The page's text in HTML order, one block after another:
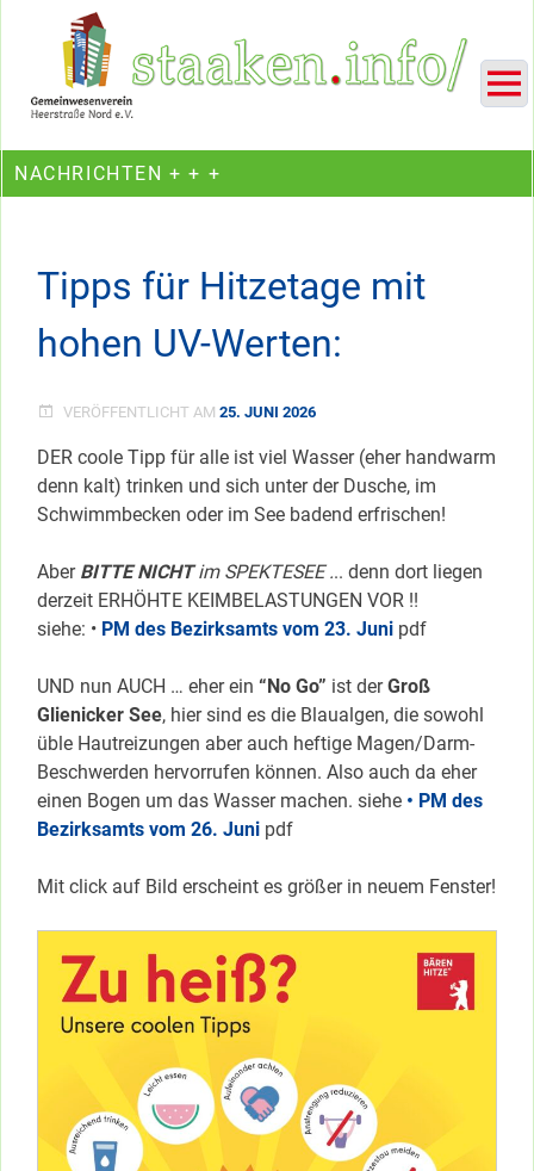
Ein Projekt des Gemeinwesenvereins Heerstraße Nord
NACHRICHTEN + + +
Tipps für Hitzetage mit
hohen UV-Werten:
VERÖFFENTLICHT AM 25. JUNI 2026
DER coole Tipp für alle ist viel Wasser (eher handwarm
denn kalt) trinken und sich unter der Dusche, im
Schwimmbecken oder im See badend erfrischen!
Aber BITTE NICHTim SPEKTESEE ... denn dort liegen
derzeit ERHÖHTE KEIMBELASTUNGEN VOR !!
siehe: • PM des Bezirksamts vom 23. Juni pdf
UND nun AUCH … eher ein “No Go” ist derGroß
Glienicker See, hier sind es die Blaualgen, die sowohl
üble Hautreizungen aber auch heftige Magen/Darm-
Beschwerden hervorrufen können. Also auch da eher
einen Bogen um das Wasser machen. siehe • PM des
Bezirksamts vom 26. Juni pdf
Mit click auf Bild erscheint es größer in neuem Fenster!